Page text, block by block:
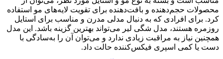
محصولات حجم‌دهنده و بافت‌دهنده برای تقویت لایه‌های مو استفاده
کرد. برای افرادی که به دنبال مدلی مدرن و مناسب برای استایل
روزمره هستند، مدل شگی لیر می‌تواند بهترین گزینه باشد. این مدل
همچنین نیاز به مراقبت زیادی ندارد و می‌توان آن را به‌سادگی با
دست یا کمی اسپری فیکس‌کننده حالت داد.